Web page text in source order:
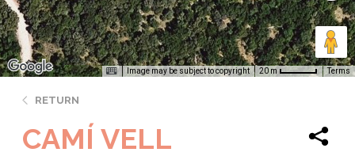
Image may be subject to copyright 20 m Terms
RETURN
CAMÍ VELL